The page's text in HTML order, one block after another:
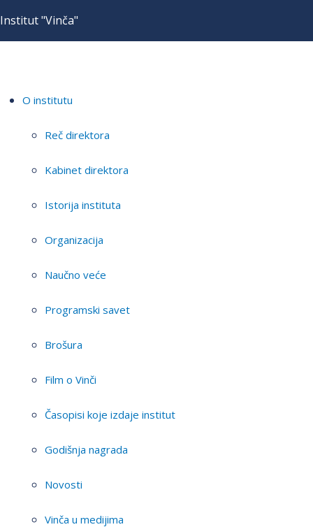
Institut "Vinča"
O institutu
Reč direktora
Kabinet direktora
Istorija instituta
Organizacija
Naučno veće
Programski savet
Brošura
Film o Vinči
Časopisi koje izdaje institut
Godišnja nagrada
Novosti
Vinča u medijima